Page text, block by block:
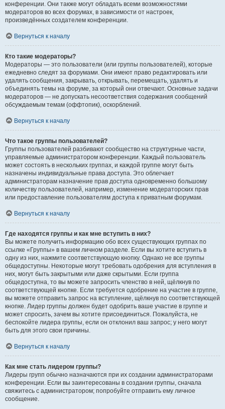
конференции. Они также могут обладать всеми возможностями
модераторов во всех форумах, в зависимости от настроек,
произведённых создателем конференции.
Вернуться к началу
Кто такие модераторы?
Модераторы — это пользователи (или группы пользователей), которые
ежедневно следят за форумами. Они имеют право редактировать или
удалять сообщения, закрывать, открывать, перемещать, удалять и
объединять темы на форуме, за который они отвечают. Основные задачи
модераторов — не допускать несоответствия содержания сообщений
обсуждаемым темам (оффтопик), оскорблений.
Вернуться к началу
Что такое группы пользователей?
Группы пользователей разбивают сообщество на структурные части,
управляемые администратором конференции. Каждый пользователь
может состоять в нескольких группах, и каждой группе могут быть
назначены индивидуальные права доступа. Это облегчает
администраторам назначение прав доступа одновременно большому
количеству пользователей, например, изменение модераторских прав
или предоставление пользователям доступа к приватным форумам.
Вернуться к началу
Где находятся группы и как мне вступить в них?
Вы можете получить информацию обо всех существующих группах по
ссылке «Группы» в вашем личном разделе. Если вы хотите вступить в
одну из них, нажмите соответствующую кнопку. Однако не все группы
общедоступны. Некоторые могут требовать одобрения для вступления в
них, могут быть закрытыми или даже скрытыми. Если группа
общедоступна, то вы можете запросить членство в ней, щёлкнув по
соответствующей кнопке. Если требуется одобрение на участие в группе,
вы можете отправить запрос на вступление, щёлкнув по соответствующей
кнопке. Лидер группы должен будет одобрить ваше участие в группе и
может спросить, зачем вы хотите присоединиться. Пожалуйста, не
беспокойте лидера группы, если он отклонил ваш запрос; у него могут
быть для этого свои причины.
Вернуться к началу
Как мне стать лидером группы?
Лидеры групп обычно назначаются при их создании администраторами
конференции. Если вы заинтересованы в создании группы, сначала
свяжитесь с администратором; попробуйте отправить ему личное
сообщение.